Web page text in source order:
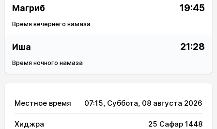
Магриб 19:45
Время вечернего намаза
Иша 21:28
Время ночного намаза
Местное время 07:15, Суббота, 08 августа 2026
Хиджра 25 Сафар 1448